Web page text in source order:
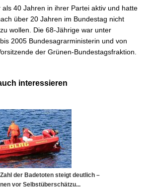
als 40 Jahren in ihrer Partei aktiv und hatte
über 20 Jahren im Bundestag nicht
wollen. Die 68-Jährige war unter
2005 Bundesagrarministerin und von
der Grünen-Bundestagsfraktion.
interessieren
der Badetoten steigt deutlich –
vor Selbstüberschätzu...